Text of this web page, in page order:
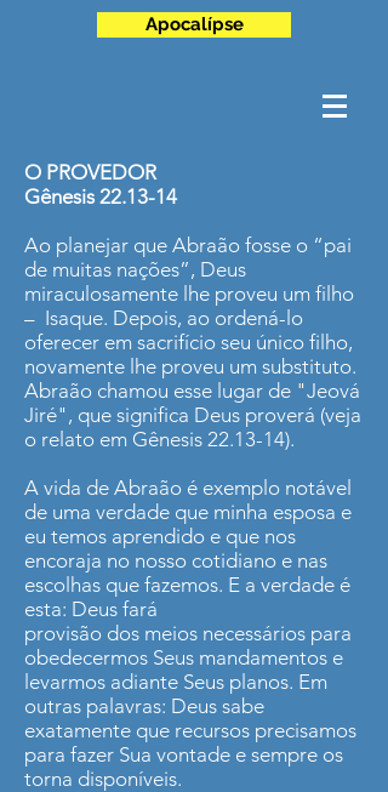
Apocalípse
O PROVEDOR
Gênesis 22.13-14
Ao planejar que Abraão fosse o “pai
de muitas nações”, Deus
miraculosamente lhe proveu um filho
– Isaque. Depois, ao ordená-lo
oferecer em sacrifício seu único filho,
novamente lhe proveu um substituto.
Abraão chamou esse lugar de "Jeová
Jiré", que significa Deus proverá (veja
o relato em Gênesis 22.13-14).
A vida de Abraão é exemplo notável
de uma verdade que minha esposa e
eu temos aprendido e que nos
encoraja no nosso cotidiano e nas
escolhas que fazemos. E a verdade é
esta: Deus fará
provisão dos meios necessários para
obedecermos Seus mandamentos e
levarmos adiante Seus planos. Em
outras palavras: Deus sabe
exatamente que recursos precisamos
para fazer Sua vontade e sempre os
torna disponíveis.